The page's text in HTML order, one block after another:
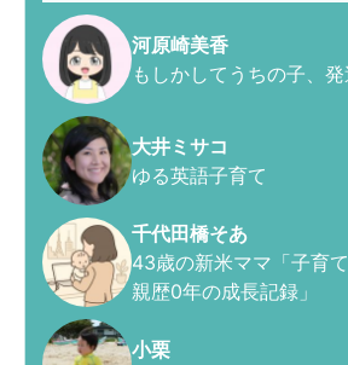
河原崎美香
もしかしてうちの子、
大井ミサコ
ゆる英語子育て
千代田橋そあ
43歳の新米ママ「子育
親歴0年の成長記録」
小栗